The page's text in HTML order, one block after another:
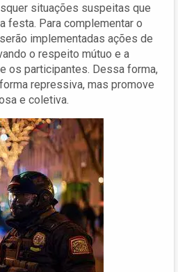
situações suspeitas que
festa. Para complementar o
implementadas ações de
o respeito mútuo e a
os participantes. Dessa forma,
repressiva, mas promove
e coletiva.